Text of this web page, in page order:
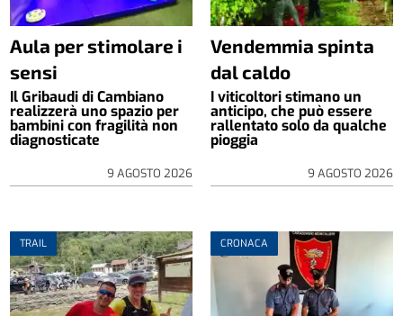
Aula per stimolare i
sensi
Il Gribaudi di Cambiano
realizzerà uno spazio per
bambini con fragilità non
diagnosticate
9 AGOSTO 2026
Vendemmia spinta
dal caldo
I viticoltori stimano un
anticipo, che può essere
rallentato solo da qualche
pioggia
9 AGOSTO 2026
TRAIL CRONACA